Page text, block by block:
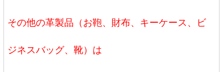
その他の革製品（お鞄、財布、キーケース、ビ
ジネスバッグ、靴）は